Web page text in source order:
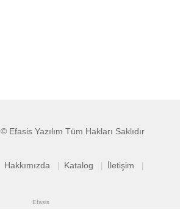
© Efasis Yazılım Tüm Hakları Saklıdır
Hakkımızda Katalog İletişim
Efasis